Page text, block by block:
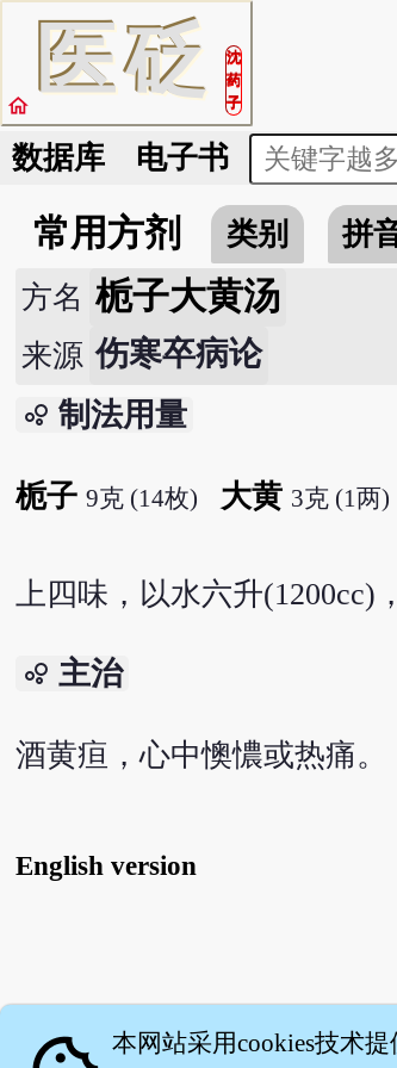
医砭
沈
药
子
home
数据库 电子书
常用方剂 类别 拼
方名 栀子大黄汤
来源 伤寒卒病论
bubble_chart 制法用量
栀子 9克 (14枚) 大黄 3克 (1两)
上四味，以水六升(1200cc)
bubble_chart 主治
酒黄疸，心中懊憹或热痛。
English version
本网站采用cookies技术